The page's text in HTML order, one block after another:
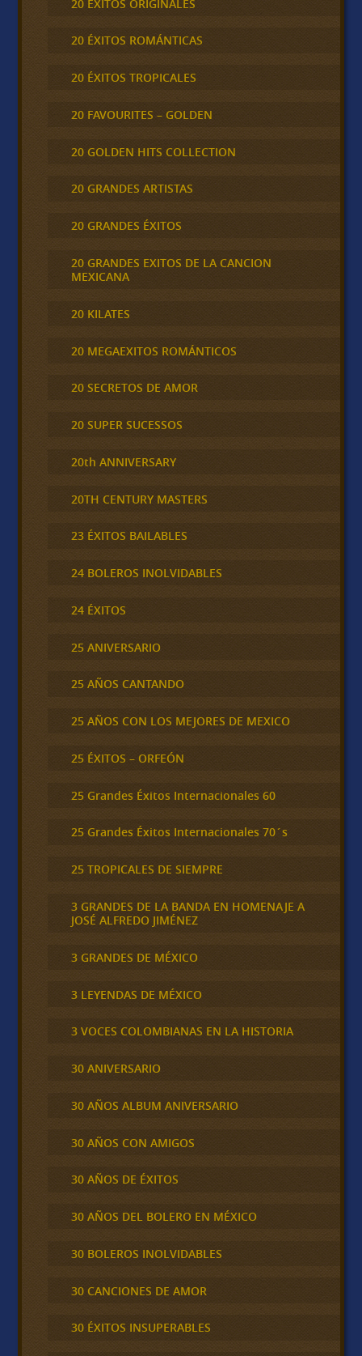
20 ÉXITOS ORIGINALES
20 ÉXITOS ROMÁNTICAS
20 ÉXITOS TROPICALES
20 FAVOURITES – GOLDEN
20 GOLDEN HITS COLLECTION
20 GRANDES ARTISTAS
20 GRANDES ÉXITOS
20 GRANDES EXITOS DE LA CANCION
MEXICANA
20 KILATES
20 MEGAEXITOS ROMÁNTICOS
20 SECRETOS DE AMOR
20 SUPER SUCESSOS
20th ANNIVERSARY
20TH CENTURY MASTERS
23 ÉXITOS BAILABLES
24 BOLEROS INOLVIDABLES
24 ÉXITOS
25 ANIVERSARIO
25 AÑOS CANTANDO
25 AÑOS CON LOS MEJORES DE MEXICO
25 ÉXITOS – ORFEÓN
25 Grandes Éxitos Internacionales 60
25 Grandes Éxitos Internacionales 70´s
25 TROPICALES DE SIEMPRE
3 GRANDES DE LA BANDA EN HOMENAJE A
JOSÉ ALFREDO JIMÉNEZ
3 GRANDES DE MÉXICO
3 LEYENDAS DE MÉXICO
3 VOCES COLOMBIANAS EN LA HISTORIA
30 ANIVERSARIO
30 AÑOS ALBUM ANIVERSARIO
30 AÑOS CON AMIGOS
30 AÑOS DE ÉXITOS
30 AÑOS DEL BOLERO EN MÉXICO
30 BOLEROS INOLVIDABLES
30 CANCIONES DE AMOR
30 ÉXITOS INSUPERABLES